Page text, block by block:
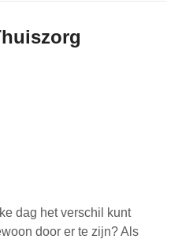
dag het verschil kunt
door er te zijn? Als